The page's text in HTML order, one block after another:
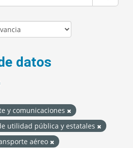
datos
y comunicaciones
utilidad pública y estatales
aéreo